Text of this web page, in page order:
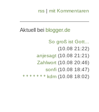
rss | mit Kommentaren
Aktuell bei blogger.de
So groß ist Gott...
(10.08 21:22)
anjesagt (10.08 21:21)
Zahlwort (10.08 20:46)
sonfi (10.08 18:47)
* * * * * * * kdm (10.08 18:02)